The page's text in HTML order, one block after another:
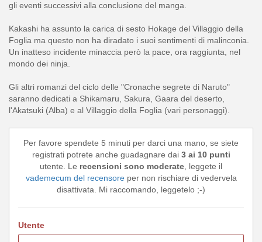
gli eventi successivi alla conclusione del manga.
Kakashi ha assunto la carica di sesto Hokage del Villaggio della
Foglia ma questo non ha diradato i suoi sentimenti di malinconia.
Un inatteso incidente minaccia però la pace, ora raggiunta, nel
mondo dei ninja.
Gli altri romanzi del ciclo delle "Cronache segrete di Naruto"
saranno dedicati a Shikamaru, Sakura, Gaara del deserto,
l'Akatsuki (Alba) e al Villaggio della Foglia (vari personaggi).
Per favore spendete 5 minuti per darci una mano, se siete
registrati potrete anche guadagnare dai 3 ai 10 punti
utente. Le recensioni sono moderate, leggete il
vademecum del recensoreper non rischiare di vedervela
disattivata. Mi raccomando, leggetelo ;-)
Utente